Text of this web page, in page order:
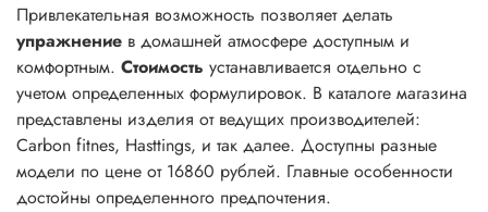
Привлекательная возможность позволяет делать
упражнение в домашней атмосфере доступным и
комфортным. Стоимость устанавливается отдельно с
учетом определенных формулировок. В каталоге магазина
представлены изделия от ведущих производителей:
Carbon fitnes, Hasttings, и так далее. Доступны разные
модели по цене от 16860 рублей. Главные особенности
достойны определенного предпочтения.